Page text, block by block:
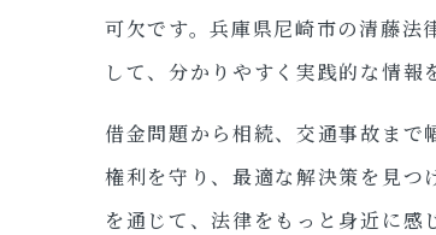
可欠です。兵庫県尼崎市の清藤法
して、分かりやすく実践的な情報
借金問題から相続、交通事故まで
権利を守り、最適な解決策を見つ
を通じて、法律をもっと身近に感